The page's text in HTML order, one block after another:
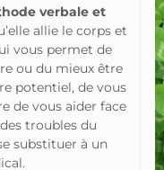
verbale et
allie le corps et
vous permet de
ou du mieux être
potentiel, de vous
de vous aider face
troubles du
substituer à un